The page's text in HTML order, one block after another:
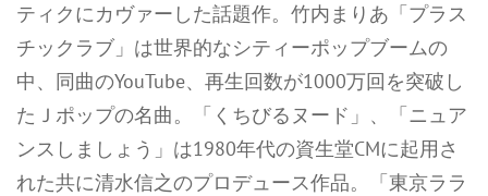
ティクにカヴァーした話題作。竹内まりあ「プラス
チックラブ」は世界的なシティーポップブームの
中、同曲のYouTube、再生回数が1000万回を突破し
たＪポップの名曲。「くちびるヌード」、「ニュア
ンスしましょう」は1980年代の資生堂CMに起用さ
れた共に清水信之のプロデュース作品。「東京ララ